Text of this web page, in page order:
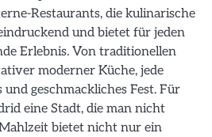
Restaurants, die kulinarische
und bietet für jeden
Erlebnis. Von traditionellen
moderner Küche, jede
geschmackliches Fest. Für
eine Stadt, die man nicht
bietet nicht nur ein